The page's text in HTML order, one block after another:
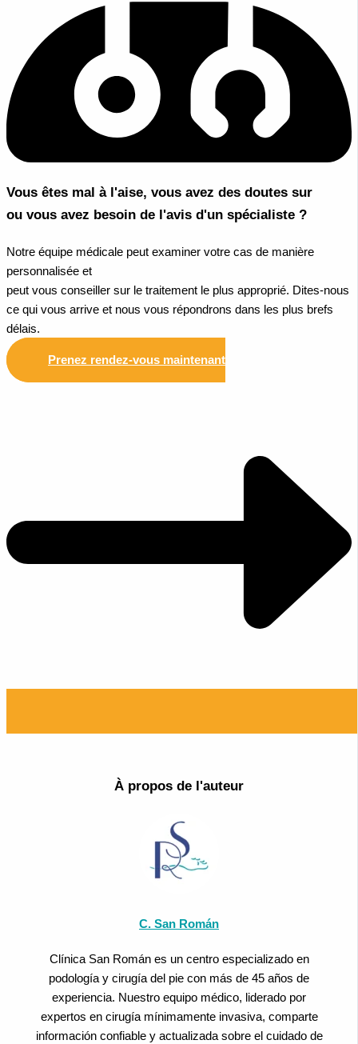
Vous êtes mal à l'aise, vous avez des doutes sur
ou vous avez besoin de l'avis d'un spécialiste ?
Notre équipe médicale peut examiner votre cas de manière
personnalisée et
peut vous conseiller sur le traitement le plus approprié. Dites-nous
ce qui vous arrive et nous vous répondrons dans les plus brefs
délais.
Prenez rendez-vous maintenant
À propos de l'auteur
C. San Román
Clínica San Román es un centro especializado en
podología y cirugía del pie con más de 45 años de
experiencia. Nuestro equipo médico, liderado por
expertos en cirugía mínimamente invasiva, comparte
información confiable y actualizada sobre el cuidado de